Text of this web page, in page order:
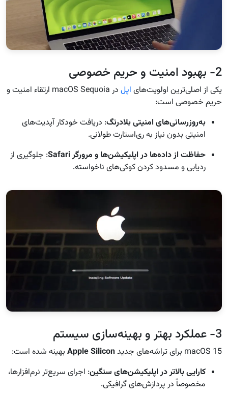
2- بهبود امنیت و حریم خصوصی
یکی از اصلی‌ترین اولویت‌های اپل
در macOS Sequoia ارتقاء امنیت و
حریم خصوصی است:
به‌روزرسانی‌های امنیتی بلادرنگ: دریافت خودکار آپدیت‌های
امنیتی بدون نیاز به ری‌استارت طولانی.
حفاظت از داده‌ها در اپلیکیشن‌ها و مرورگر Safari
: جلوگیری از
ردیابی و مسدود کردن کوکی‌های ناخواسته.
3- عملکرد بهتر و بهینه‌سازی سیستم
macOS 15 برای تراشه‌های جدید Apple Silicon بهینه شده است:
کارایی بالاتر در اپلیکیشن‌های سنگین: اجرای سریع‌تر نرم‌افزارها،
مخصوصاً در پردازش‌های گرافیکی.